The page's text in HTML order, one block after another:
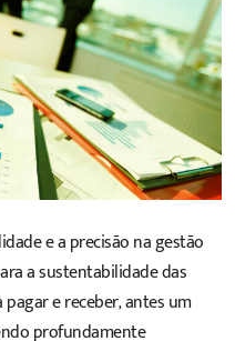
e a precisão na gestão
a sustentabilidade das
pagarereceber, antes um
profundamente